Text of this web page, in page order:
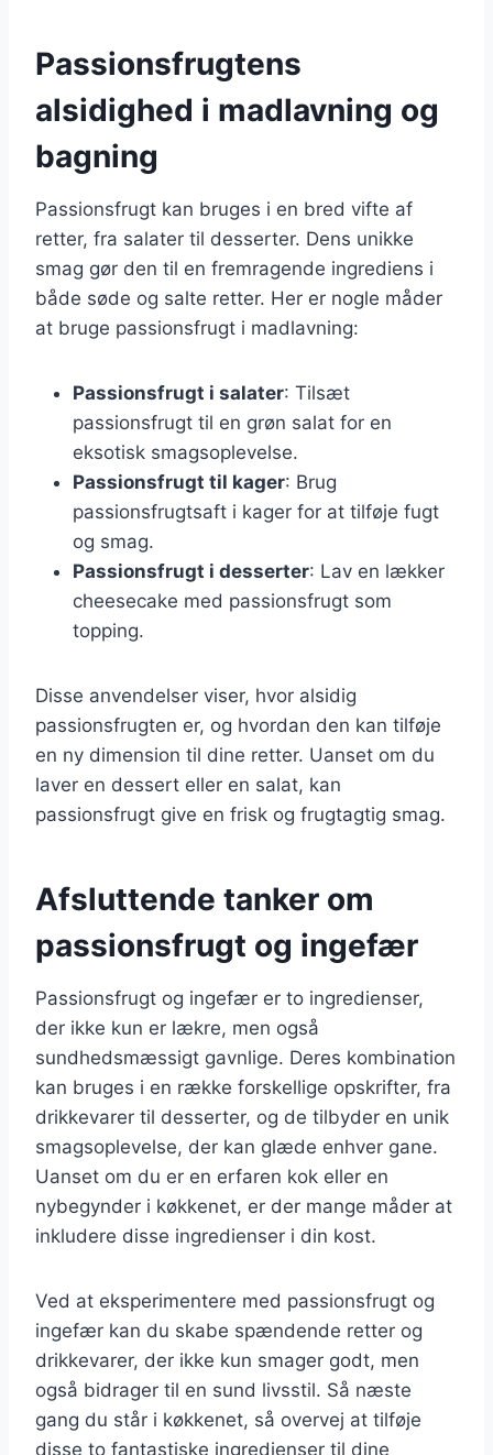
Passionsfrugtens
alsidighed i madlavning og
bagning
Passionsfrugt kan bruges i en bred vifte af
retter, fra salater til desserter. Dens unikke
smag gør den til en fremragende ingrediens i
både søde og salte retter. Her er nogle måder
at bruge passionsfrugt i madlavning:
Passionsfrugt i salater: Tilsæt
passionsfrugt til en grøn salat for en
eksotisk smagsoplevelse.
Passionsfrugt til kager: Brug
passionsfrugtsaft i kager for at tilføje fugt
og smag.
Passionsfrugt i desserter: Lav en lækker
cheesecake med passionsfrugt som
topping.
Disse anvendelser viser, hvor alsidig
passionsfrugten er, og hvordan den kan tilføje
en ny dimension til dine retter. Uanset om du
laver en dessert eller en salat, kan
passionsfrugt give en frisk og frugtagtig smag.
Afsluttende tanker om
passionsfrugt og ingefær
Passionsfrugt og ingefær er to ingredienser,
der ikke kun er lækre, men også
sundhedsmæssigt gavnlige. Deres kombination
kan bruges i en række forskellige opskrifter, fra
drikkevarer til desserter, og de tilbyder en unik
smagsoplevelse, der kan glæde enhver gane.
Uanset om du er en erfaren kok eller en
nybegynder i køkkenet, er der mange måder at
inkludere disse ingredienser i din kost.
Ved at eksperimentere med passionsfrugt og
ingefær kan du skabe spændende retter og
drikkevarer, der ikke kun smager godt, men
også bidrager til en sund livsstil. Så næste
gang du står i køkkenet, så overvej at tilføje
disse to fantastiske ingredienser til dine